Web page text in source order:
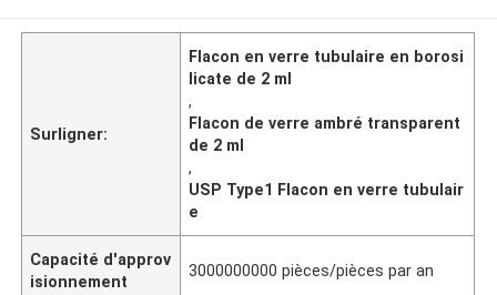
Surligner:
Flacon en verre tubulaire en borosi
licate de 2 ml
,
Flacon de verre ambré transparent
de 2 ml
,
USP Type1 Flacon en verre tubulair
e
Capacité d'approv
isionnement
3000000000 pièces/pièces par an